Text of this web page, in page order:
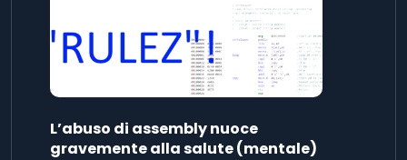
L’abuso di assembly nuoce
gravemente alla salute (mentale)